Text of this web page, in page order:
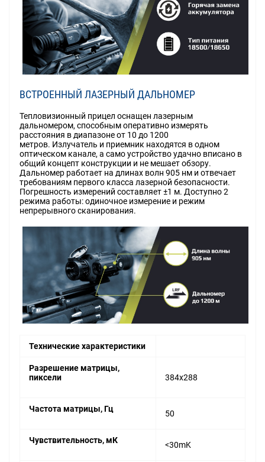
ВСТРОЕННЫЙ ЛАЗЕРНЫЙ ДАЛЬНОМЕР
Тепловизионный прицел оснащен лазерным
дальномером, способным оперативно измерять
расстояния в диапазоне от 10 до 1200
метров. Излучатель и приемник находятся в одном
оптическом канале, а само устройство удачно вписано в
общий концепт конструкции и не мешает обзору.
Дальномер работает на длинах волн 905 нм и отвечает
требованиям первого класса лазерной безопасности.
Погрешность измерений составляет ±1 м. Доступно 2
режима работы: одиночное измерение и режим
непрерывного сканирования.
Технические характеристики
Разрешение матрицы,
пиксели
384x288
Частота матрицы, Гц 50
Чувствительность, мК <30mK